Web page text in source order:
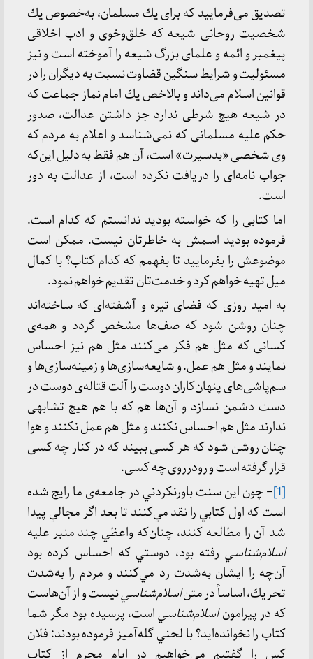
تصدیق می‌فرمایید كه برای یك مسلمان، به‌خصوص یك
شخصیت روحانی شیعه كه خلق‌وخوی و ادب اخلاقی
پیغمبر و ائمه و علمای بزرگ شیعه را آموخته است و نیز
مسئولیت و شرایط سنگین قضاوت نسبت به دیگران را در
قوانین اسلام می‌داند و بالاخص یك امام نماز جماعت كه
در شیعه هیچ شرطی ندارد جز داشتن عدالت، صدور
حكم علیه مسلمانی كه نمی‌شناسد و اعلام به مردم كه
وی شخصی «بدسیرت» است، آن هم فقط به دلیل این‌كه
جواب نامه‌ای را دریافت نكرده است، از عدالت به دور
است.
اما كتابی را كه خواسته بودید ندانستم كه كدام است.
فرموده بودید اسمش به خاطرتان نیست. ممكن است
موضوعش را بفرمایید تا بفهمم كه كدام كتاب؟ با كمال
میل تهیه خواهم كرد و خدمت‌تان تقدیم خواهم نمود.
به امید روزی كه فضای تیره و آشفته‌ای كه ساخته‌اند
چنان روشن شود كه صف‌ها مشخص گردد و همه‌ی
كسانی كه مثل هم فكر می‌كنند مثل هم نیز احساس
نمایند و مثل هم عمل. و شایعه‌سازی‌ها و زمینه‌سازی‌ها و
سم‌پاشی‌های پنهان‌كاران دوست را آلت قتاله‌ی دوست در
دست دشمن نسازد و آن‌ها هم كه با هم هیچ تشابهی
ندارند مثل هم احساس نكنند و مثل هم عمل نكنند و هوا
چنان روشن شود كه هر كسی ببیند كه در كنار چه كسی
قرار گرفته است و رودرروی چه كسی.
[1] – چون اين سنت باورنكردني در جامعه‌ی ما رايج شده
است كه اول كتابي را نقد مي‌كنند تا بعد اگر مجالي پیدا
شد آن را مطالعه كنند، چنان‌كه واعظي چند منبر علیه
اسلام‌شناسيرفته بود، دوستي كه احساس كرده بود
آن‌چه را ايشان به‌شدت رد مي‌كنند و مردم را به‌شدت
تحريك، اساساً در متناسلام‌شناسينيست و از آن‌هاست
كه در پيراموناسلام‌شناسياست، پرسيده بود مگر شما
كتاب را نخوانده‌ايد؟ با لحني گله‌آميز فرموده بودند: فلان
كس را گفتيم مي‌خواهيم در ايام محرم از كتاب